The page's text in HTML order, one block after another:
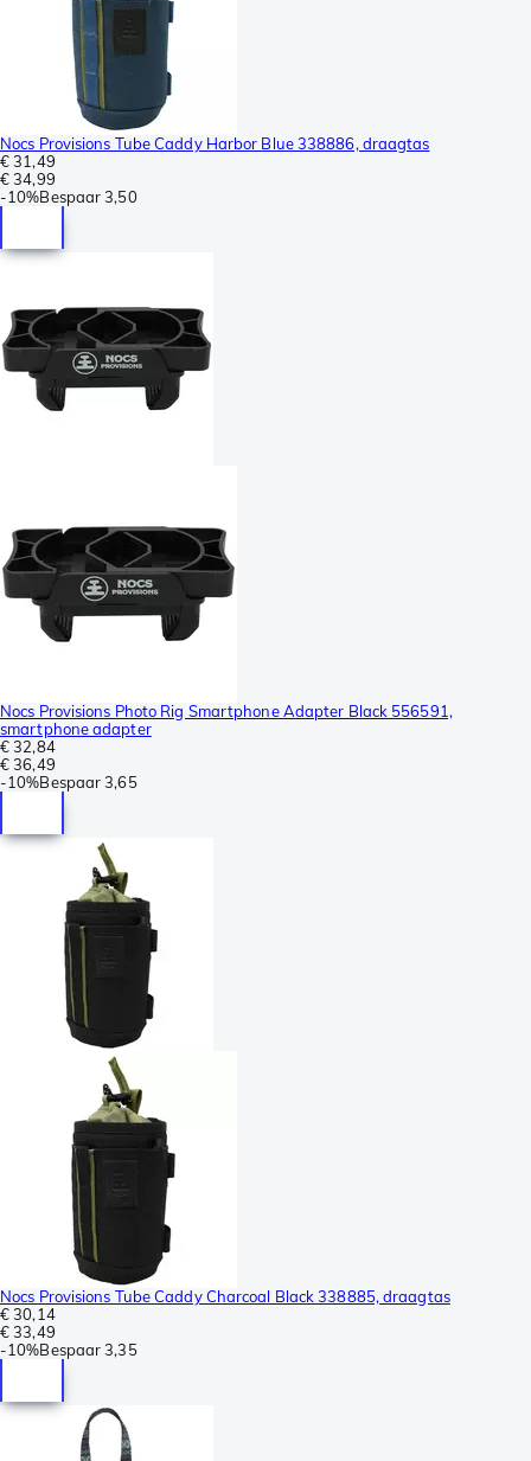
Nocs Provisions Tube Caddy Harbor Blue 338886, draagtas
€ 31,49
€ 34,99
-10%Bespaar 3,50
Nocs Provisions Photo Rig Smartphone Adapter Black 556591,
smartphone adapter
€ 32,84
€ 36,49
-10%Bespaar 3,65
Nocs Provisions Tube Caddy Charcoal Black 338885, draagtas
€ 30,14
€ 33,49
-10%Bespaar 3,35